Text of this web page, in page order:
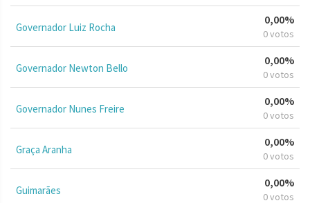
Governador Luiz Rocha
0,00%
0 votos
Governador Newton Bello
0,00%
0 votos
Governador Nunes Freire
0,00%
0 votos
Graça Aranha
0,00%
0 votos
Guimarães
0,00%
0 votos